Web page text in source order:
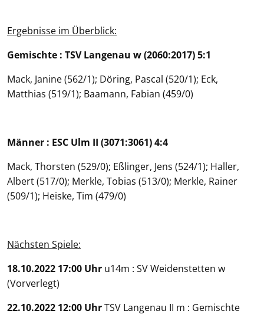
Ergebnisse im Überblick:
Gemischte : TSV Langenau w (2060:2017) 5:1
Mack, Janine (562/1); Döring, Pascal (520/1); Eck,
Matthias (519/1); Baamann, Fabian (459/0)
Männer : ESC Ulm II (3071:3061) 4:4
Mack, Thorsten (529/0); Eßlinger, Jens (524/1); Haller,
Albert (517/0); Merkle, Tobias (513/0); Merkle, Rainer
(509/1); Heiske, Tim (479/0)
Nächsten Spiele:
18.10.2022 17:00 Uhr u14m : SV Weidenstetten w
(Vorverlegt)
22.10.2022 12:00 UhrTSV Langenau II m : Gemischte